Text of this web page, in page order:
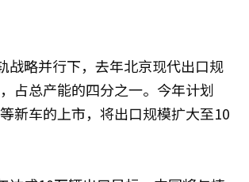
战略并行下，去年北京现代出口规
占总产能的四分之一。今年计划
新车的上市，将出口规模扩大至10